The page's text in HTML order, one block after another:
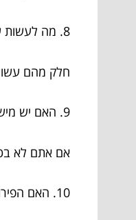
8. מה לעשות עם הרכיבים החשמליים?
חלק מהם
9. האם יש מישהו שיכול לעזור לי בפירוק?
אם אתם לא
10. האם הפירוק מספק טיפים?